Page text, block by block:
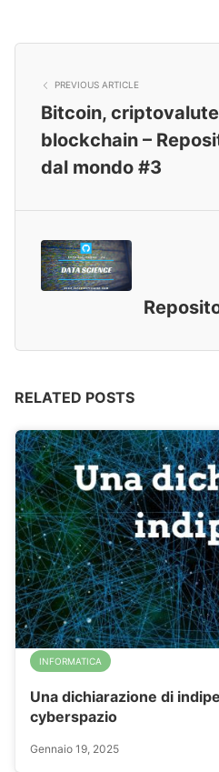
PREVIOUS ARTICLE
Bitcoin,
blockchain –
dal mondo #3
RELATED POSTS
INFORMATICA
Una dichiarazione di
cyberspazio
Gennaio 19, 2025